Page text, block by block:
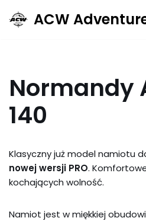
Przejdź
ACW
Normandy
140
Klasyczny już model namiotu
nowej wersji PRO.
kochających wolność.
Namiot jest w miękkiej